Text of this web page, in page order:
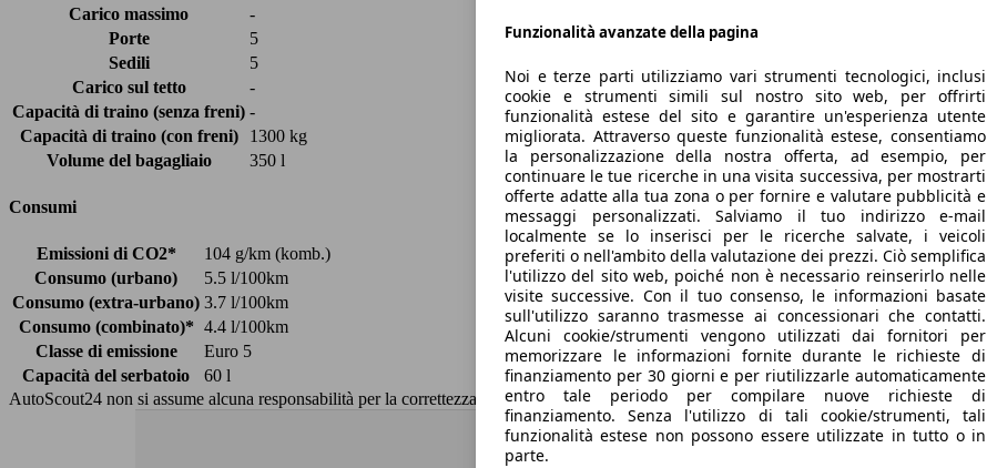
Carico massimo
-
Porte
5
Sedili
5
Carico sul tetto
-
Capacità di traino (senza freni) -
Capacità di traino (con freni)
1300 kg
Volume del bagagliaio
350 l
Consumi
Emissioni di CO2*
104 g/km (komb.)
Consumo (urbano)
5.5 l/100km
Consumo (extra-urbano) 3.7 l/100km
Consumo (combinato)* 4.4 l/100km
Classe di emissione
Euro 5
Capacità del serbatoio
60 l
AutoScout24 non si assume alcuna responsabilità per la correttezza dei dati.
Funzionalità avanzate della pagina
Noi e terze parti utilizziamo vari strumenti tecnologici, inclusi
cookie e strumenti simili sul nostro sito web, per offrirti
funzionalità estese del sito e garantire un'esperienza utente
migliorata. Attraverso queste funzionalità estese, consentiamo
la personalizzazione della nostra offerta, ad esempio, per
continuare le tue ricerche in una visita successiva, per mostrarti
offerte adatte alla tua zona o per fornire e valutare pubblicità e
messaggi personalizzati. Salviamo il tuo indirizzo e-mail
localmente se lo inserisci per le ricerche salvate, i veicoli
preferiti o nell'ambito della valutazione dei prezzi. Ciò semplifica
l'utilizzo del sito web, poiché non è necessario reinserirlo nelle
visite successive. Con il tuo consenso, le informazioni basate
sull'utilizzo saranno trasmesse ai concessionari che contatti.
Alcuni cookie/strumenti vengono utilizzati dai fornitori per
memorizzare le informazioni fornite durante le richieste di
finanziamento per 30 giorni e per riutilizzarle automaticamente
entro tale periodo per compilare nuove richieste di
finanziamento. Senza l'utilizzo di tali cookie/strumenti, tali
funzionalità estese non possono essere utilizzate in tutto o in
parte.